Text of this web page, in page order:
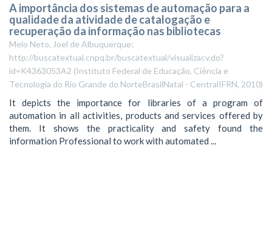
A importância dos sistemas de automação para a
qualidade da atividade de catalogação e
recuperação da informação nas bibliotecas
Melo Neto, Joel de Albuquerque;
http://buscatextual.cnpq.br/buscatextual/visualizacv.do?
id=K4363053A2 (Instituto Federal de Educação, Ciência e
Tecnologia do Rio Grande do NorteBrasilNatal - CentralIFRN, 2010)
It depicts the importance for libraries of a program of
automation in all activities, products and services offered by
them. It shows the practicality and safety found the
information Professional to work with automated ...